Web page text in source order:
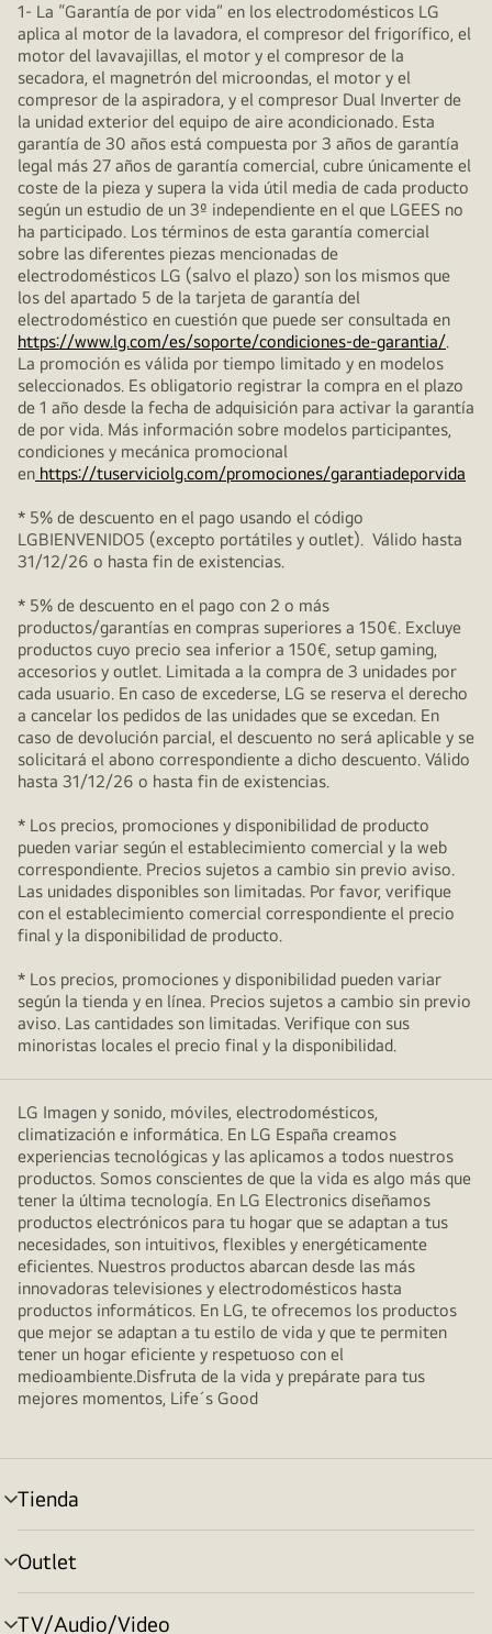
1- La “Garantía de por vida” en los electrodomésticos LG
aplica al motor de la lavadora, el compresor del frigorífico, el
motor del lavavajillas, el motor y el compresor de la
secadora, el magnetrón del microondas, el motor y el
compresor de la aspiradora, y el compresor Dual Inverter de
la unidad exterior del equipo de aire acondicionado. Esta
garantía de 30 años está compuesta por 3 años de garantía
legal más 27 años de garantía comercial, cubre únicamente el
coste de la pieza y supera la vida útil media de cada producto
según un estudio de un 3º independiente en el que LGEES no
ha participado. Los términos de esta garantía comercial
sobre las diferentes piezas mencionadas de
electrodomésticos LG (salvo el plazo) son los mismos que
los del apartado 5 de la tarjeta de garantía del
electrodoméstico en cuestión que puede ser consultada en
https://www.lg.com/es/soporte/condiciones-de-garantia/.
La promoción es válida por tiempo limitado y en modelos
seleccionados. Es obligatorio registrar la compra en el plazo
de 1 año desde la fecha de adquisición para activar la garantía
de por vida. Más información sobre modelos participantes,
condiciones y mecánica promocional
en https://tuserviciolg.com/promociones/garantiadeporvida
* 5% de descuento en el pago usando el código
LGBIENVENIDO5 (excepto portátiles y outlet). Válido hasta
31/12/26 o hasta fin de existencias.
* 5% de descuento en el pago con 2 o más
productos/garantías en compras superiores a 150€. Excluye
productos cuyo precio sea inferior a 150€, setup gaming,
accesorios y outlet. Limitada a la compra de 3 unidades por
cada usuario. En caso de excederse, LG se reserva el derecho
a cancelar los pedidos de las unidades que se excedan. En
caso de devolución parcial, el descuento no será aplicable y se
solicitará el abono correspondiente a dicho descuento. Válido
hasta 31/12/26 o hasta fin de existencias.
* Los precios, promociones y disponibilidad de producto
pueden variar según el establecimiento comercial y la web
correspondiente. Precios sujetos a cambio sin previo aviso.
Las unidades disponibles son limitadas. Por favor, verifique
con el establecimiento comercial correspondiente el precio
final y la disponibilidad de producto.
* Los precios, promociones y disponibilidad pueden variar
según la tienda y en línea. Precios sujetos a cambio sin previo
aviso. Las cantidades son limitadas. Verifique con sus
minoristas locales el precio final y la disponibilidad.
LG Imagen y sonido, móviles, electrodomésticos,
climatización e informática. En LG España creamos
experiencias tecnológicas y las aplicamos a todos nuestros
productos. Somos conscientes de que la vida es algo más que
tener la última tecnología. En LG Electronics diseñamos
productos electrónicos para tu hogar que se adaptan a tus
necesidades, son intuitivos, flexibles y energéticamente
eficientes. Nuestros productos abarcan desde las más
innovadoras televisiones y electrodomésticos hasta
productos informáticos. En LG, te ofrecemos los productos
que mejor se adaptan a tu estilo de vida y que te permiten
tener un hogar eficiente y respetuoso con el
medioambiente.Disfruta de la vida y prepárate para tus
mejores momentos, Life´s Good
Tienda
Alternar
menú
Outlet
Alternar
menú
TV/Audio/Video